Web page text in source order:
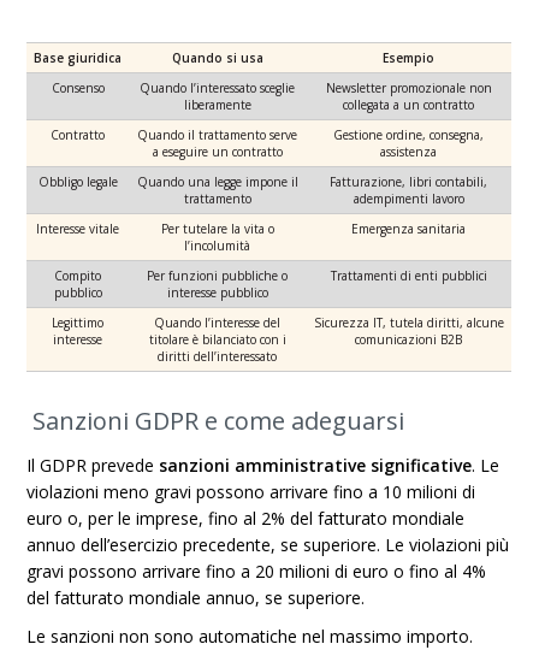
Base giuridica Quando si usa
Esempio
Consenso
Quando l’interessato sceglie
liberamente
Newsletter promozionale non
collegata a un contratto
Contratto
Quando il trattamento serve
a eseguire un contratto
Gestione ordine, consegna,
assistenza
Obbligo legale
Quando una legge impone il
trattamento
Fatturazione, libri contabili,
adempimenti lavoro
Interesse vitale
Per tutelare la vita o
l’incolumità
Emergenza sanitaria
Compito
pubblico
Per funzioni pubbliche o
interesse pubblico
Trattamenti di enti pubblici
Legittimo
interesse
Quando l’interesse del
titolare è bilanciato con i
diritti dell’interessato
Sicurezza IT, tutela diritti, alcune
comunicazioni B2B
Sanzioni GDPR e come adeguarsi
Il GDPR prevede sanzioni amministrative significative. Le
violazioni meno gravi possono arrivare fino a 10 milioni di
euro o, per le imprese, fino al 2% del fatturato mondiale
annuo dell’esercizio precedente, se superiore. Le violazioni più
gravi possono arrivare fino a 20 milioni di euro o fino al 4%
del fatturato mondiale annuo, se superiore.
Le sanzioni non sono automatiche nel massimo importo.